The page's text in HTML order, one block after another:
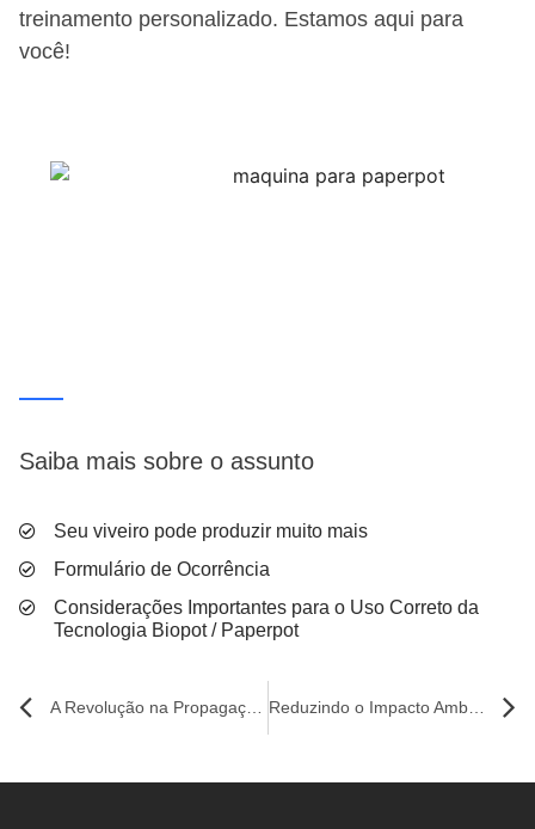
treinamento personalizado. Estamos aqui para
você!
Saiba mais sobre o assunto
Seu viveiro pode produzir muito mais
Formulário de Ocorrência
Considerações Importantes para o Uso Correto da
Tecnologia Biopot / Paperpot
Reduzindo o Impacto Ambiental na Agricultura: O Papel do Biopot Khrin